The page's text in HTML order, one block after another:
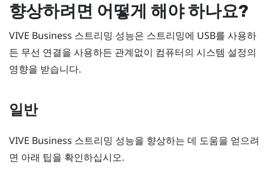
향상하려면 어떻게 해야 하나요?
VIVE Business 스트리밍 성능은 스트리밍에 USB를 사용하
든 무선 연결을 사용하든 관계없이 컴퓨터의 시스템 설정의
영향을 받습니다.
일반
VIVE Business 스트리밍 성능을 향상하는 데 도움을 얻으려
면 아래 팁을 확인하십시오.